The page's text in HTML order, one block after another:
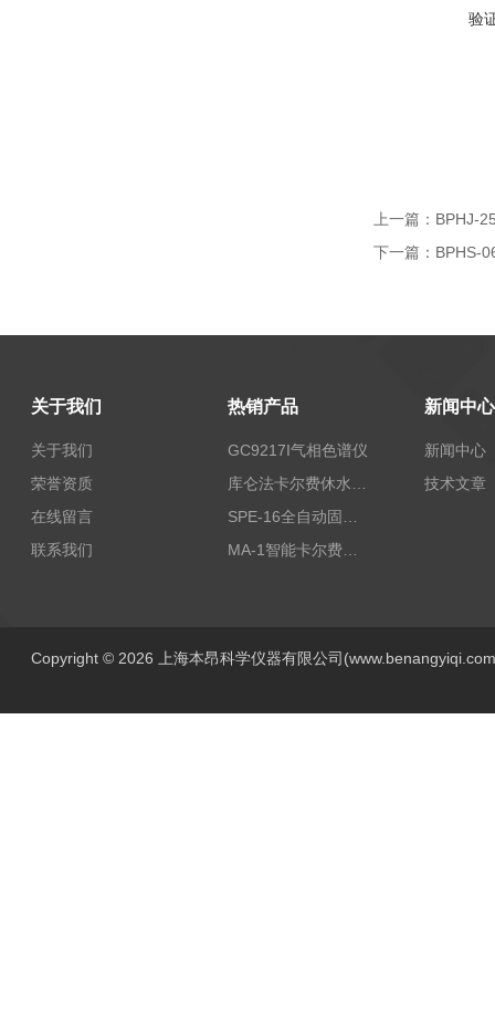
验
上一篇： BPHJ-
下一篇： BPHS-
关于我们
关于我们
荣誉资质
在线留言
联系我们
热销产品
GC9217I气相色谱仪
MA-1智能卡尔费休水分测定仪
新闻中心
新闻中心
技术文章
Copyright © 2026 上海本昂科学仪器有限公司